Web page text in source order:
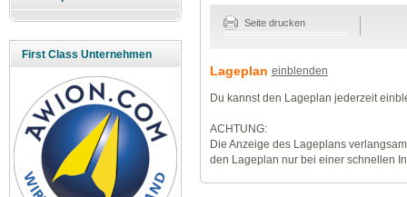
First Class Unternehmen
Seite drucken
Lageplan einblenden
Du kannst den Lageplan jederzeit
ACHTUNG:
Die Anzeige des Lageplans
den Lageplan nur bei einer schnellen